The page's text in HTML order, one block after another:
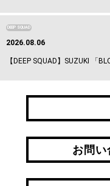
DEEP SQUAD
2026.08.06
【DEEP SQUAD】SUZUKI 「
お問
お問い
引